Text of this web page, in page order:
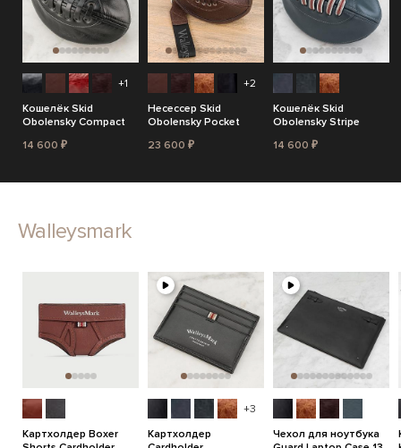
+1
Кошелёк Skid
Obolensky Compact
14 600 ₽
+2
Несессер Skid
Obolensky Pocket
23 600 ₽
Кошелёк Skid
Obolensky Stripe
14 600 ₽
Walleysmark
Картхолдер Boxer
+3
Картхолдер
Чехол для ноутбука